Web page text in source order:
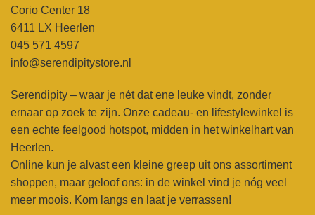
Corio Center 18
6411 LX Heerlen
045 571 4597
info@serendipitystore.nl
Serendipity – waar je nét dat ene leuke vindt, zonder
ernaar op zoek te zijn. Onze cadeau- en lifestylewinkel is
een echte feelgood hotspot, midden in het winkelhart van
Heerlen.
Online kun je alvast een kleine greep uit ons assortiment
shoppen, maar geloof ons: in de winkel vind je nóg veel
meer moois. Kom langs en laat je verrassen!